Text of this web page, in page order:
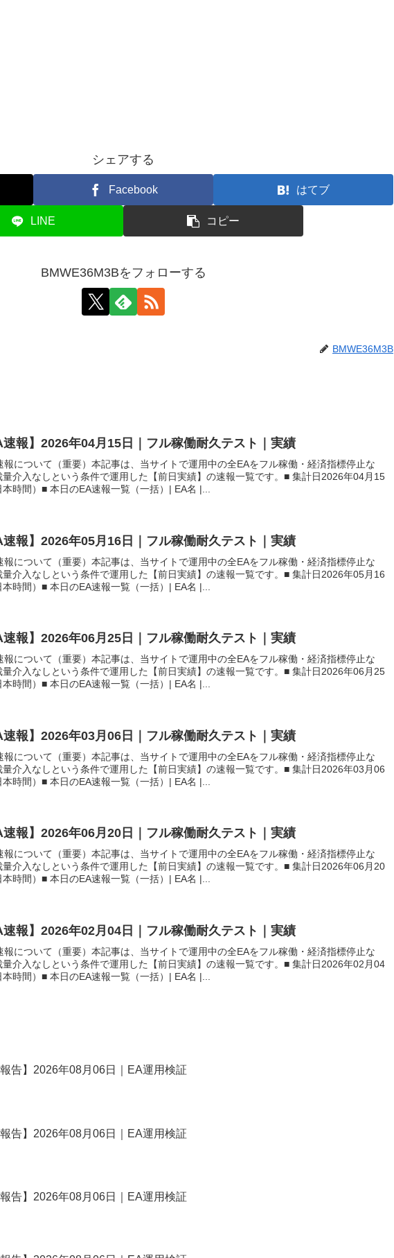
シェアする
Facebook はてブ
LINE コピー
BMWE36M3Bをフォローする
BMWE36M3B
速報】2026年04月15日｜フル稼働耐久テスト｜実績
報について（重要）本記事は、当サイトで運用中の全EAをフル稼働・経済指標停止な
量介入なしという条件で運用した【前日実績】の速報一覧です。■ 集計日2026年04月15
本時間）■ 本日のEA速報一覧（一括）| EA名 |...
速報】2026年05月16日｜フル稼働耐久テスト｜実績
報について（重要）本記事は、当サイトで運用中の全EAをフル稼働・経済指標停止な
量介入なしという条件で運用した【前日実績】の速報一覧です。■ 集計日2026年05月16
本時間）■ 本日のEA速報一覧（一括）| EA名 |...
速報】2026年06月25日｜フル稼働耐久テスト｜実績
報について（重要）本記事は、当サイトで運用中の全EAをフル稼働・経済指標停止な
量介入なしという条件で運用した【前日実績】の速報一覧です。■ 集計日2026年06月25
本時間）■ 本日のEA速報一覧（一括）| EA名 |...
速報】2026年03月06日｜フル稼働耐久テスト｜実績
報について（重要）本記事は、当サイトで運用中の全EAをフル稼働・経済指標停止な
量介入なしという条件で運用した【前日実績】の速報一覧です。■ 集計日2026年03月06
本時間）■ 本日のEA速報一覧（一括）| EA名 |...
速報】2026年06月20日｜フル稼働耐久テスト｜実績
報について（重要）本記事は、当サイトで運用中の全EAをフル稼働・経済指標停止な
量介入なしという条件で運用した【前日実績】の速報一覧です。■ 集計日2026年06月20
本時間）■ 本日のEA速報一覧（一括）| EA名 |...
速報】2026年02月04日｜フル稼働耐久テスト｜実績
報について（重要）本記事は、当サイトで運用中の全EAをフル稼働・経済指標停止な
量介入なしという条件で運用した【前日実績】の速報一覧です。■ 集計日2026年02月04
本時間）■ 本日のEA速報一覧（一括）| EA名 |...
報告】2026年08月06日｜EA運用検証
報告】2026年08月06日｜EA運用検証
報告】2026年08月06日｜EA運用検証